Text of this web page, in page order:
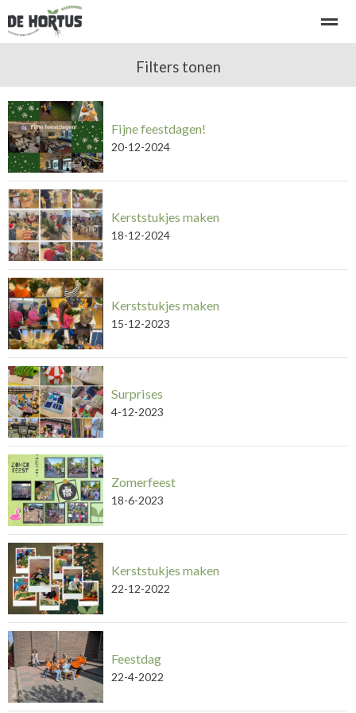
Welkom bij basisschool de Hortus Kennismaken - rondleiding
Home Bellen E-mail
Filters tonen
Fijne feestdagen!
20-12-2024
Kerststukjes maken
18-12-2024
Kerststukjes maken
15-12-2023
Surprises
4-12-2023
Zomerfeest
18-6-2023
Kerststukjes maken
22-12-2022
Feestdag
22-4-2022